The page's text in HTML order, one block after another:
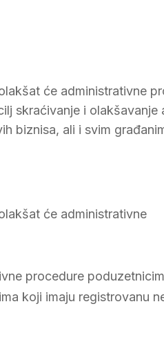
će administrativne
skraćivanje i olakšavanje
biznisa, ali i svim
će administrativne
procedure
koji imaju registrovanu